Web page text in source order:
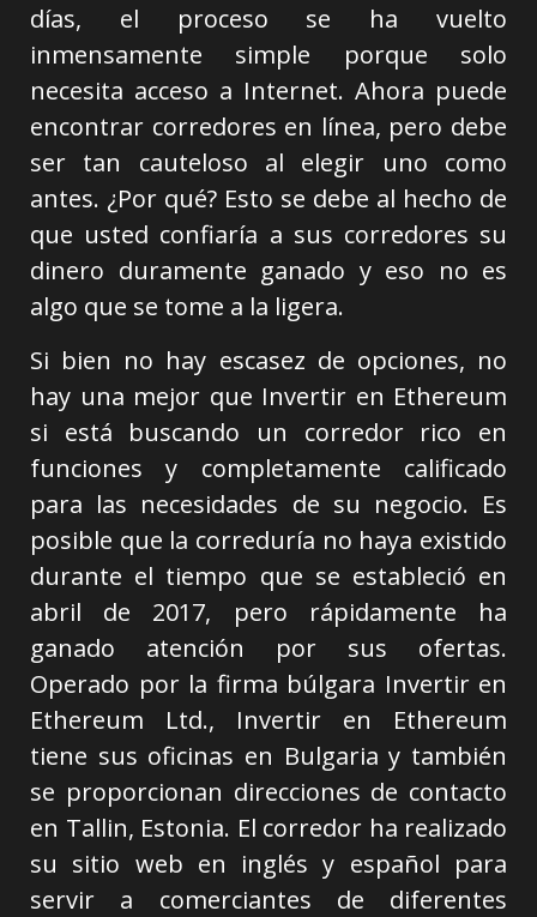
días, el proceso se ha vuelto
inmensamente simple porque solo
necesita acceso a Internet. Ahora puede
encontrar corredores en línea, pero debe
ser tan cauteloso al elegir uno como
antes. ¿Por qué? Esto se debe al hecho de
que usted confiaría a sus corredores su
dinero duramente ganado y eso no es
algo que se tome a la ligera.
Si bien no hay escasez de opciones, no
hay una mejor que Invertir en Ethereum
si está buscando un corredor rico en
funciones y completamente calificado
para las necesidades de su negocio. Es
posible que la correduría no haya existido
durante el tiempo que se estableció en
abril de 2017, pero rápidamente ha
ganado atención por sus ofertas.
Operado por la firma búlgara Invertir en
Ethereum Ltd., Invertir en Ethereum
tiene sus oficinas en Bulgaria y también
se proporcionan direcciones de contacto
en Tallin, Estonia. El corredor ha realizado
su sitio web en inglés y español para
servir a comerciantes de diferentes